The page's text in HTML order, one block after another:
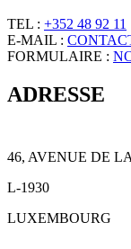
TEL : +352 48 92 11
E-MAIL :
FORMULAIRE :
ADRESSE
46, AVENUE DE
L-1930
LUXEMBOURG